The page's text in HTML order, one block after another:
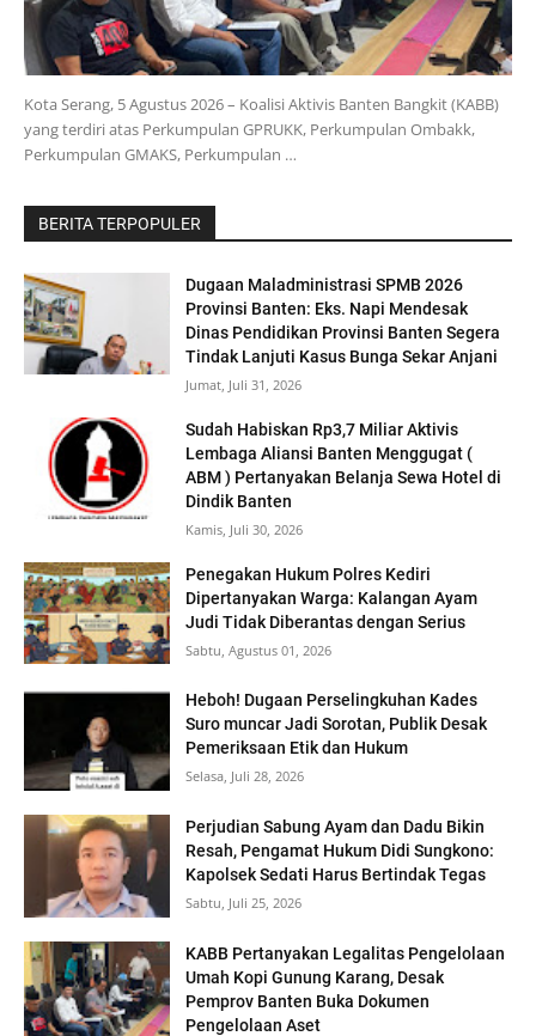
Kota Serang, 5 Agustus 2026 – Koalisi Aktivis Banten Bangkit (KABB)
yang terdiri atas Perkumpulan GPRUKK, Perkumpulan Ombakk,
Perkumpulan GMAKS, Perkumpulan …
BERITA TERPOPULER
Dugaan Maladministrasi SPMB 2026
Provinsi Banten: Eks. Napi Mendesak
Dinas Pendidikan Provinsi Banten Segera
Tindak Lanjuti Kasus Bunga Sekar Anjani
Jumat, Juli 31, 2026
‎Sudah Habiskan Rp3,7 Miliar ‎Aktivis
Lembaga Aliansi Banten Menggugat (
ABM ) Pertanyakan Belanja Sewa Hotel di
Dindik Banten
Kamis, Juli 30, 2026
Penegakan Hukum Polres Kediri
Dipertanyakan Warga: Kalangan Ayam
Judi Tidak Diberantas dengan Serius
Sabtu, Agustus 01, 2026
Heboh! Dugaan Perselingkuhan Kades
Suro muncar Jadi Sorotan, Publik Desak
Pemeriksaan Etik dan Hukum
Selasa, Juli 28, 2026
Perjudian Sabung Ayam dan Dadu Bikin
Resah, Pengamat Hukum Didi Sungkono:
Kapolsek Sedati Harus Bertindak Tegas
Sabtu, Juli 25, 2026
KABB Pertanyakan Legalitas Pengelolaan
Umah Kopi Gunung Karang, Desak
Pemprov Banten Buka Dokumen
Pengelolaan Aset